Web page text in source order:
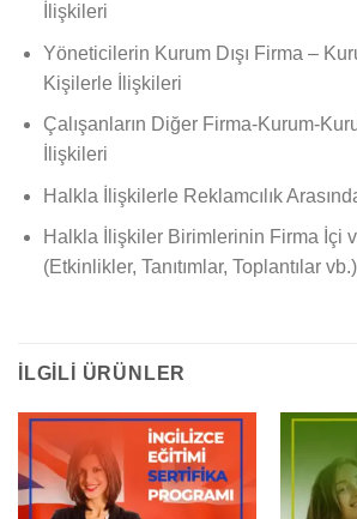
İlişkileri
Yöneticilerin Kurum Dışı Firma –
Kişilerle İlişkileri
Çalışanların Diğer Firma-Kurum-
İlişkileri
Halkla İlişkilerle Reklamcılık
Halkla İlişkiler Birimlerinin Firma İçi
(Etkinlikler, Tanıtımlar, Toplantılar vb.)
İLGILI ÜRÜNLER